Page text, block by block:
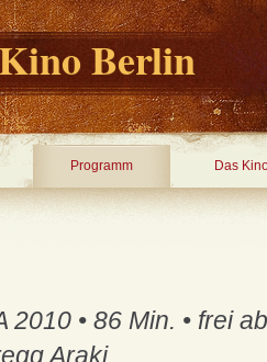
Berlin
Programm Das
2010 • 86 Min. • frei
Araki